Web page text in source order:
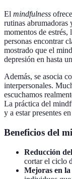
El mindfulness
rutinas abrumadoras
momentos de estrés,
personas encontrar
mostrado que el
depresión en hasta
Además, se asocia
interpersonales.
escuchamos
La práctica del
y a estar presentes
Beneficios del
Reducción
cortar el ciclo
Mejoras en la